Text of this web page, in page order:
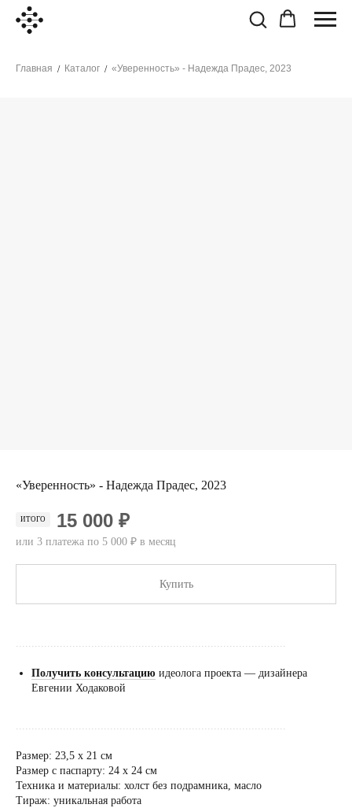
Главная / Каталог / «Уверенность» - Надежда Прадес, 2023
«Уверенность» - Надежда Прадес, 2023
ИТОГО 15 000 ₽
или 3 платежа по 5 000 ₽ в месяц
Купить
......................................................................................
Получить консультацию идеолога проекта — дизайнера
Евгении Ходаковой
......................................................................................
Размер: 23,5 х 21 см
Размер с паспарту: 24 х 24 см
Техника и материалы: холст без подрамника, масло
Тираж: уникальная работа